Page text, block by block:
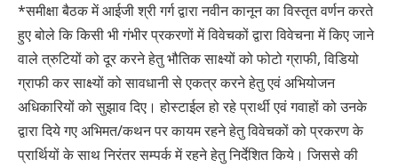
*समीक्षा बैठक में आईजी श्री गर्ग द्वारा नवीन कानून का विस्तृत वर्णन करते
हुए बोले कि किसी भी गंभीर प्रकरणों में विवेचकों द्वारा विवेचना में किए जाने
वाले त्रुटियों को दूर करने हेतु भौतिक साक्ष्यों को फोटो ग्राफी, विडियो
ग्राफी कर साक्ष्यों को सावधानी से एकत्र करने हेतु एवं अभियोजन
अधिकारियों को सुझाव दिए। होस्टाईल हो रहे प्रार्थी एवं गवाहों को उनके
द्वारा दिये गए अभिमत/कथन पर कायम रहने हेतु विवेचकों को प्रकरण के
प्रार्थियों के साथ निरंतर सम्पर्क में रहने हेतु निर्देशित किये। जिससे की